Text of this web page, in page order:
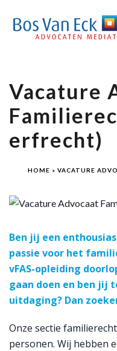
Vacature
erfrecht)
HOME » VACATURE
Ben jij een
passie voor het
vFAS-opleiding
gaan doen en ben jij
uitdaging? Dan
Onze sectie
personen. Wij hebben